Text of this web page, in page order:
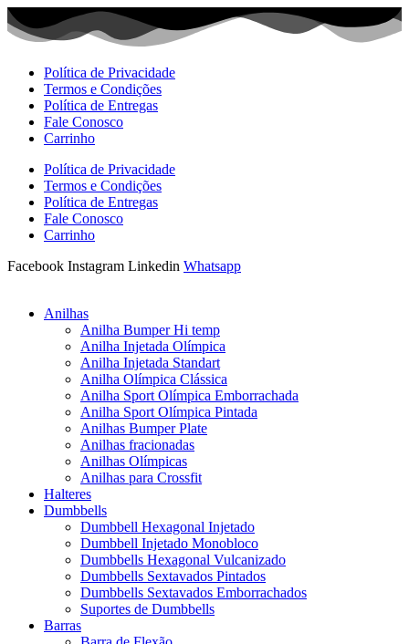
Ir
para
Política de Privacidade
Termos e Condições
Política de Entregas
Fale Conosco
Carrinho
Política de Privacidade
Termos e Condições
Política de Entregas
Fale Conosco
Carrinho
Facebook Instagram Linkedin Whatsapp
Anilhas
Anilha Bumper Hi temp
Anilha Injetada Olímpica
Anilha Injetada Standart
Anilha Olímpica Clássica
Anilha Sport Olímpica Emborrachada
Anilha Sport Olímpica Pintada
Anilhas Bumper Plate
Anilhas fracionadas
Anilhas Olímpicas
Anilhas para Crossfit
Halteres
Dumbbells
Dumbbell Hexagonal Injetado
Dumbbell Injetado Monobloco
Dumbbells Hexagonal Vulcanizado
Dumbbells Sextavados Pintados
Dumbbells Sextavados Emborrachados
Suportes de Dumbbells
Barras